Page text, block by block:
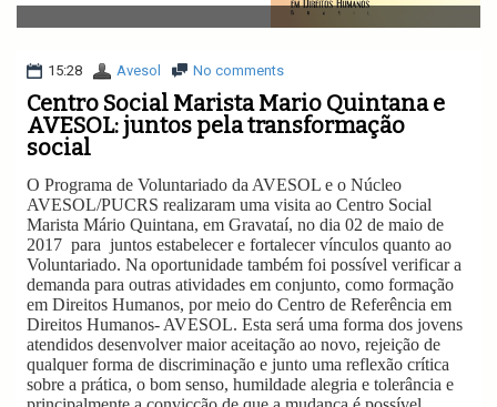
v
i
a
i
o
15:28 Avesol No comments
Centro Social Marista Mario Quintana e
AVESOL: juntos pela transformação
social
O Programa de Voluntariado da AVESOL e o Núcleo
AVESOL/PUCRS realizaram uma visita ao Centro Social
Marista Mário Quintana, em Gravataí, no dia 02 de maio de
2017 para juntos estabelecer e fortalecer vínculos quanto ao
Voluntariado. Na oportunidade também foi possível verificar a
demanda para outras atividades em conjunto, como formação
em Direitos Humanos, por meio do Centro de Referência em
Direitos Humanos- AVESOL. Esta será uma forma dos jovens
atendidos desenvolver maior aceitação ao novo, rejeição de
qualquer forma de discriminação e junto uma reflexão crítica
sobre a prática, o bom senso, humildade alegria e tolerância e